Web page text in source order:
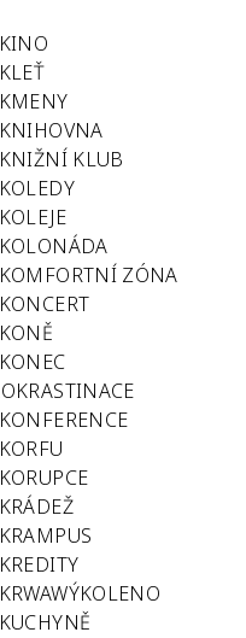
KINO
KLEŤ
KMENY
KNIHOVNA
KNIŽNÍ KLUB
KOLEDY
KOLEJE
KOLONÁDA
KOMFORTNÍ ZÓNA
KONCERT
KONĚ
KONEC
KONFERENCE
KORFU
KORUPCE
KRÁDEŽ
KRAMPUS
KREDITY
KRWAWÝKOLENO
KUCHYNĚ